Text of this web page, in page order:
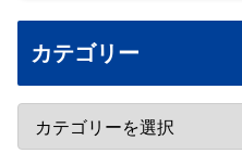
カテゴリー